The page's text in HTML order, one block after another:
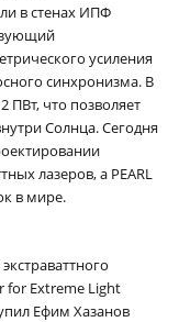
в стенах ИПФ
усиления
синхронизма. В
ПВт, что позволяет
Солнца. Сегодня
лазеров, а PEARL
в мире.
for Extreme Light
Ефим Хазанов